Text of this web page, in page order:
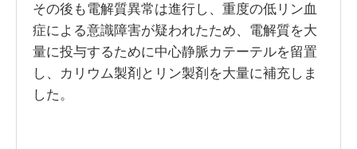
その後も電解質異常は進行し、重度の低リン血
症による意識障害が疑われたため、電解質を大
量に投与するために中心静脈カテーテルを留置
し、カリウム製剤とリン製剤を大量に補充しま
した。